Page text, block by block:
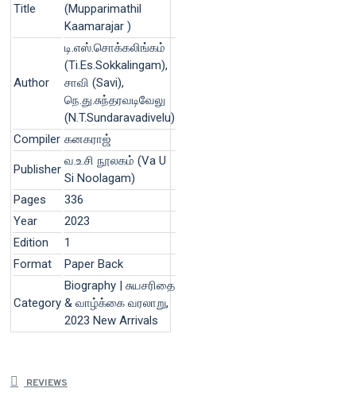
Title
(Mupparimathil
Kaamarajar )
Author
டி.எஸ்.சொக்கலிங்கம்
(Ti.Es.Sokkalingam),
சாவி (Savi),
நெ.து.சுந்தரவடிவேலு
(N.T.Sundaravadivelu)
Compiler கனகராஜ்
Publisher
வ.உ.சி நூலகம் (Va U
Si Noolagam)
Pages
336
Year
2023
Edition
1
Format
Paper Back
Category
Biography | சுயசரிதை
& வாழ்க்கை வரலாறு,
2023 New Arrivals
REVIEWS